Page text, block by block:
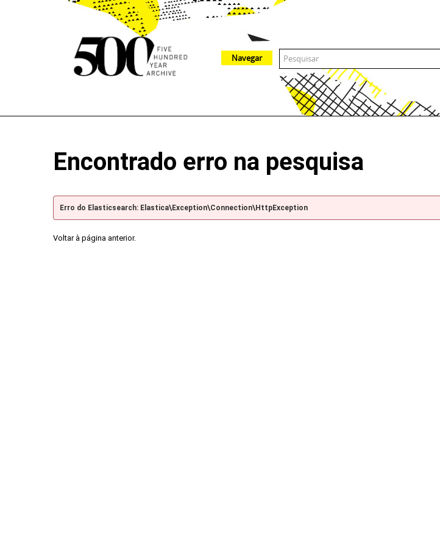
Navegar
Encontrado erro na pesquisa
Erro do Elasticsearch: Elastica\Exception\Connection\HttpException
Voltar à página anterior.